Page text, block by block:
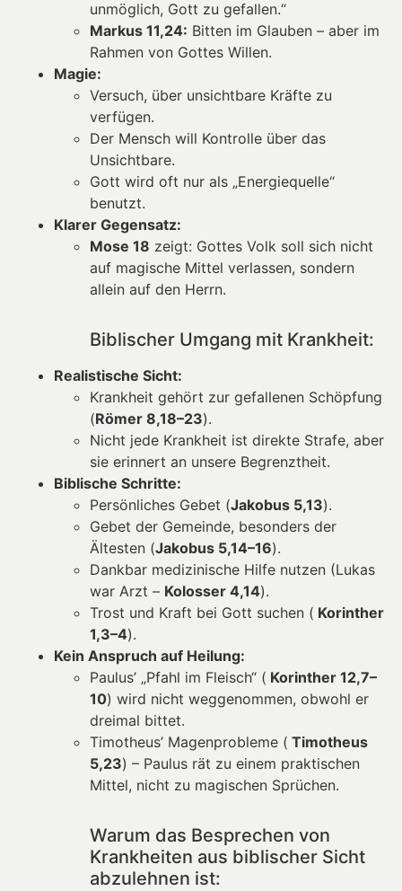
unmöglich, Gott zu gefallen.“
Markus 11,24: Bitten im Glauben – aber im
Rahmen von Gottes Willen.
Magie:
Versuch, über unsichtbare Kräfte zu
verfügen.
Der Mensch will Kontrolle über das
Unsichtbare.
Gott wird oft nur als „Energiequelle“
benutzt.
Klarer Gegensatz:
Mose 18 zeigt: Gottes Volk soll sich nicht
auf magische Mittel verlassen, sondern
allein auf den Herrn.
Biblischer Umgang mit Krankheit:
Realistische Sicht:
Krankheit gehört zur gefallenen Schöpfung
(Römer 8,18–23).
Nicht jede Krankheit ist direkte Strafe, aber
sie erinnert an unsere Begrenztheit.
Biblische Schritte:
Persönliches Gebet (Jakobus 5,13).
Gebet der Gemeinde, besonders der
Ältesten (Jakobus 5,14–16).
Dankbar medizinische Hilfe nutzen (Lukas
war Arzt – Kolosser 4,14).
Trost und Kraft bei Gott suchen ( Korinther
1,3–4).
Kein Anspruch auf Heilung:
Paulus’ „Pfahl im Fleisch“ ( Korinther 12,7–
10) wird nicht weggenommen, obwohl er
dreimal bittet.
Timotheus’ Magenprobleme ( Timotheus
5,23) – Paulus rät zu einem praktischen
Mittel, nicht zu magischen Sprüchen.
Warum das Besprechen von
Krankheiten aus biblischer Sicht
abzulehnen ist: